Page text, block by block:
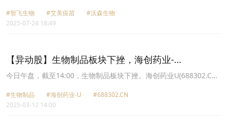
（300142.SZ）、康泰生物（300601.SZ）涨逾10%，康希诺
（688185.SH）、华兰疫苗（301207.SZ）等多股也实现上涨，仅有
#智飞生物 #艾美疫苗
#沃森生物
2025-07-24 18:49
【异动股】生物制品板块下挫，海创药业-
U(688302.CN)跌13.81%
今日午盘，截至14:00，生物制品板块下挫。海创药业U(688302.CN)
林生物(688319.CN)跌5.71%报14.87元，首药控股U(688197.CN)跌
4.64%报32.25元，锦波生物(832982.CN)跌4.36%报263.02元，科兴
#生物制品 #海创药业-U
#688302.CN
2025-03-12 14:00